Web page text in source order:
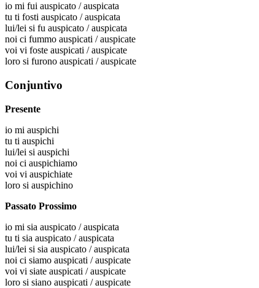
io mi fui auspicato / auspicata
tu ti fosti auspicato / auspicata
lui/lei si fu auspicato / auspicata
noi ci fummo auspicati / auspicate
voi vi foste auspicati / auspicate
loro si furono auspicati / auspicate
Conjuntivo
Presente
io mi auspichi
tu ti auspichi
lui/lei si auspichi
noi ci auspichiamo
voi vi auspichiate
loro si auspichino
Passato Prossimo
io mi sia auspicato / auspicata
tu ti sia auspicato / auspicata
lui/lei si sia auspicato / auspicata
noi ci siamo auspicati / auspicate
voi vi siate auspicati / auspicate
loro si siano auspicati / auspicate